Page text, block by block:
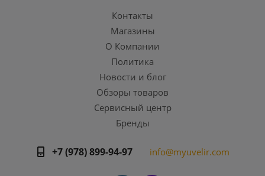
Контакты
Магазины
О Компании
Политика
Новости и блог
Обзоры товаров
Сервисный центр
Бренды
+7 (978) 899-94-97 info@myuvelir.com